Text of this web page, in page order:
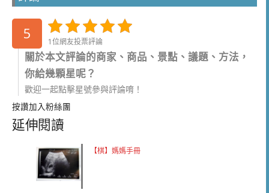
5 1位網友投票評論
關於本文評論的商家、商品、景點、議題、方法，
你給幾顆星呢？
歡迎一起點擊星號參與評論唷！
按讚加入粉絲團
延伸閱讀
【棋】媽媽手冊